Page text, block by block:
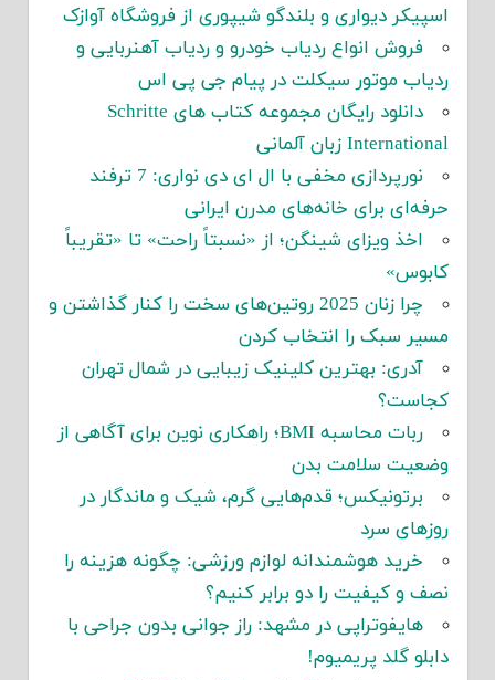
اسپیکر دیواری و بلندگو شیپوری از فروشگاه آوازک
فروش انواع ردیاب خودرو و ردیاب آهنربایی و
ردیاب موتور سیکلت در پیام جی پی اس
دانلود رایگان مجموعه کتاب های Schritte
International زبان آلمانی
نورپردازی مخفی با ال ای دی نواری: 7 ترفند
حرفه‌ای برای خانه‌های مدرن ایرانی
اخذ ویزای شینگن؛ از «نسبتاً راحت» تا «تقریباً
کابوس»
چرا زنان 2025 روتین‌های سخت را کنار گذاشتن و
مسیر سبک را انتخاب کردن
آدری: بهترین کلینیک زیبایی در شمال تهران
کجاست؟
ربات محاسبه BMI؛ راهکاری نوین برای آگاهی از
وضعیت سلامت بدن
برتونیکس؛ قدم‌هایی گرم، شیک و ماندگار در
روزهای سرد
خرید هوشمندانه لوازم ورزشی: چگونه هزینه را
نصف و کیفیت را دو برابر کنیم؟
هایفوتراپی در مشهد: راز جوانی بدون جراحی با
دابلو گلد پریمیوم!